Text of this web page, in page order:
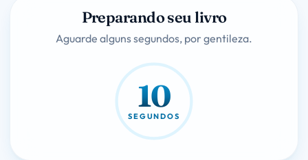
10
SEGUNDOS
Preparando seu livro
Aguarde alguns segundos, por gentileza.